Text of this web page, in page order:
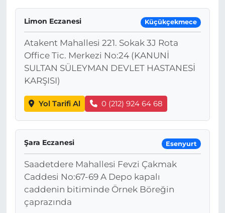
Limon Eczanesi Küçükçekmece
Atakent Mahallesi 221. Sokak 3J Rota
Office Tic. Merkezi No:24 (KANUNİ
SULTAN SÜLEYMAN DEVLET HASTANESİ
KARŞISI)
Yol Tarifi Al 0 (212) 924 64 68
Şara Eczanesi Esenyurt
Saadetdere Mahallesi Fevzi Çakmak
Caddesi No:67-69 A Depo kapalı
caddenin bitiminde Örnek Böreğin
çaprazında